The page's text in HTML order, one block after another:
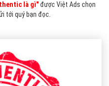
là gì"được Việt Ads chọn
tới quý bạn đọc.